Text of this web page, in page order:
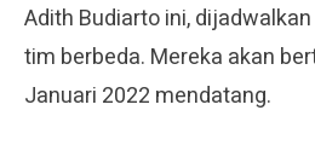
Adith Budiarto ini,
tim berbeda. Mereka akan
Januari 2022 mendatang.